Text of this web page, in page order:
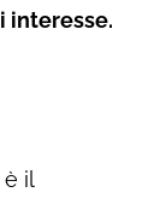
interesse.
è il